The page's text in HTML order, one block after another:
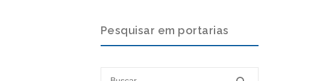
Pesquisar em portarias